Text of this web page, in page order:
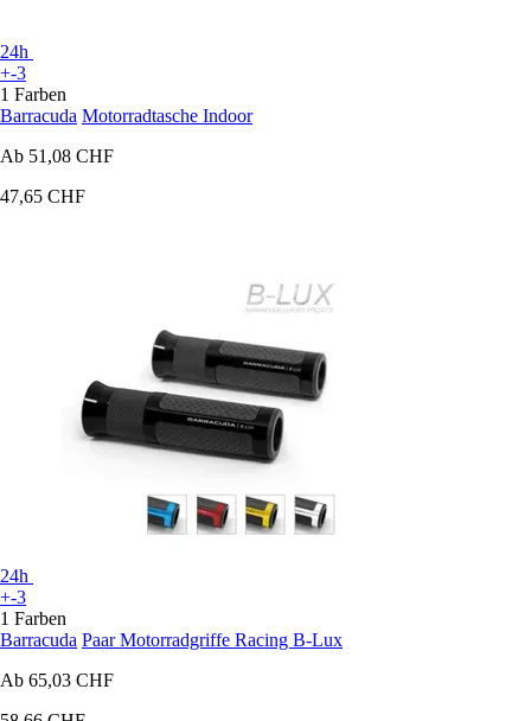
24h
+-3
1 Farben
Barracuda Motorradtasche Indoor
Ab 51,08 CHF
47,65 CHF
24h
+-3
1 Farben
Barracuda Paar Motorradgriffe Racing B-Lux
Ab 65,03 CHF